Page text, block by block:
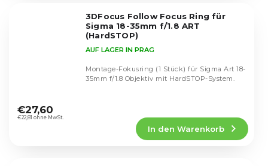
3DFocus Follow Focus Ring für
Sigma 18-35mm f/1.8 ART
(HardSTOP)
durchschnittliche
Produktbewertung
AUF LAGER IN PRAG
€22,81 ohne MwSt.
€27,60
In den Warenkorb
Montage-Fokusring (1 Stück) für Sigma Art 18-
35mm f/1.8 Objektiv mit HardSTOP-System.